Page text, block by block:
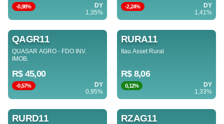
-0,98%
DY
1,35%
-2,24%
DY
1,41%
QAGR11
QUASAR AGRO - FDO INV.
IMOB.
R$ 45,00
-0,57%
DY
0,95%
RURA11
Itau Asset Rural
R$ 8,06
0,12%
DY
1,33%
RURD11 RZAG11